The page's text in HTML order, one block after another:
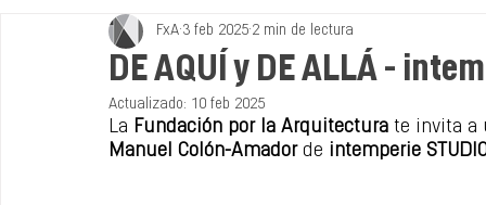
Arquitectura Paisajista Publicación Patrimonio Histórico
Nuevas Voces Somos Creativos
DE AQUÍ y DE ALLÁ -
FxA 3 feb 2025 2 min de lectura
Actualizado: 10 feb 2025
La Fundación por la Arquitectura te invita a
Manuel Colón-Amador de intemperie